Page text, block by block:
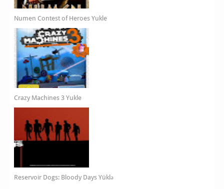
Numen Contest of Heroes Yukle
Crazy Machines 3 Yukle
Reservoir Dogs: Bloody Days Yüklə